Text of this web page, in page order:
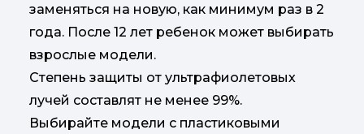
заменяться на новую, как минимум раз в 2
года. После 12 лет ребенок может выбирать
взрослые модели.
Степень защиты от ультрафиолетовых
лучей составлят не менее 99%.
Выбирайте модели с пластиковыми